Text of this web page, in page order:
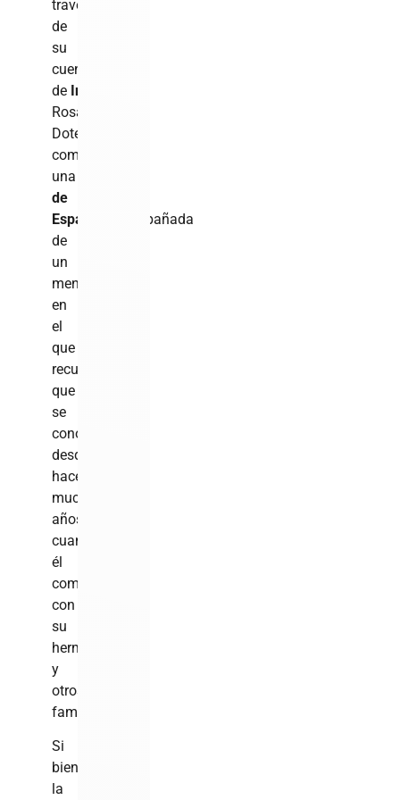
través
de
su
cuenta
de Instagram
Rosa
Dotel
compartió
una
de
Espaillat
acompañada
de
un
mensaje
en
el
que
recuerda
que
se
conocían
desde
hace
muchos
años,
cuando
él
compartía
con
su
hermano
y
otros
familiares.
Si
bien
la